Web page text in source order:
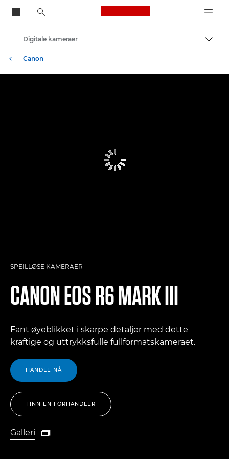
Canon Logo, back
Canon
Digitale kameraer
SPEILLØSE KAMERAER
CANONEOS R6 MARK III
Fant øyeblikket i skarpe detaljer med dette
kraftige og uttrykksfulle fullformatskameraet.
HANDLE NÅ
FINN EN FORHANDLER
Galleri
Galleri
